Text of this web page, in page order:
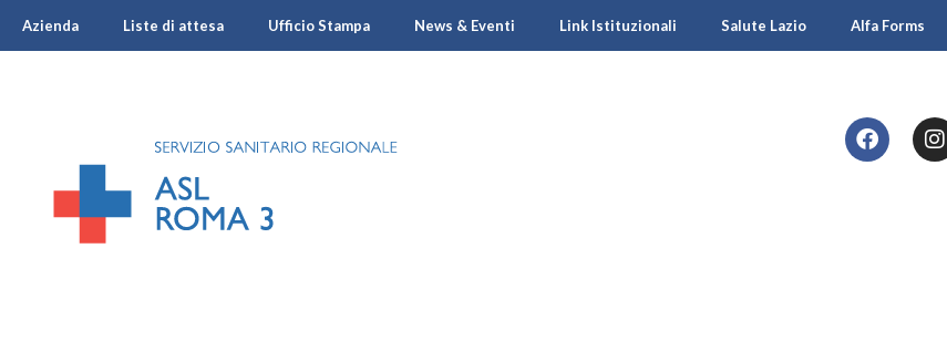
Azienda Liste di attesa Ufficio Stampa News & Eventi Link Istituzionali Salute Lazio Alfa Forms